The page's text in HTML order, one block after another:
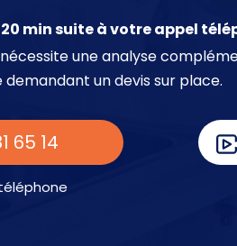
min suite à votre appel
une analyse
un devis sur place.
65 14